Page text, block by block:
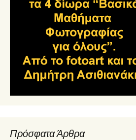
Πρόσφατα Άρθρα